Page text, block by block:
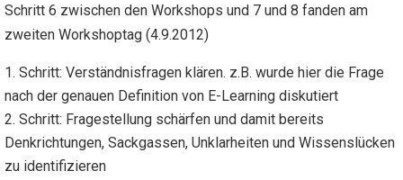
Schritt 6 zwischen den Workshops und 7 und 8 fanden am
zweiten Workshoptag (4.9.2012)
Schritt: Verständnisfragen klären. z.B. wurde hier die Frage
nach der genauen Definition von E-Learning diskutiert
Schritt: Fragestellung schärfen und damit bereits
Denkrichtungen, Sackgassen, Unklarheiten und Wissenslücken
zu identifizieren